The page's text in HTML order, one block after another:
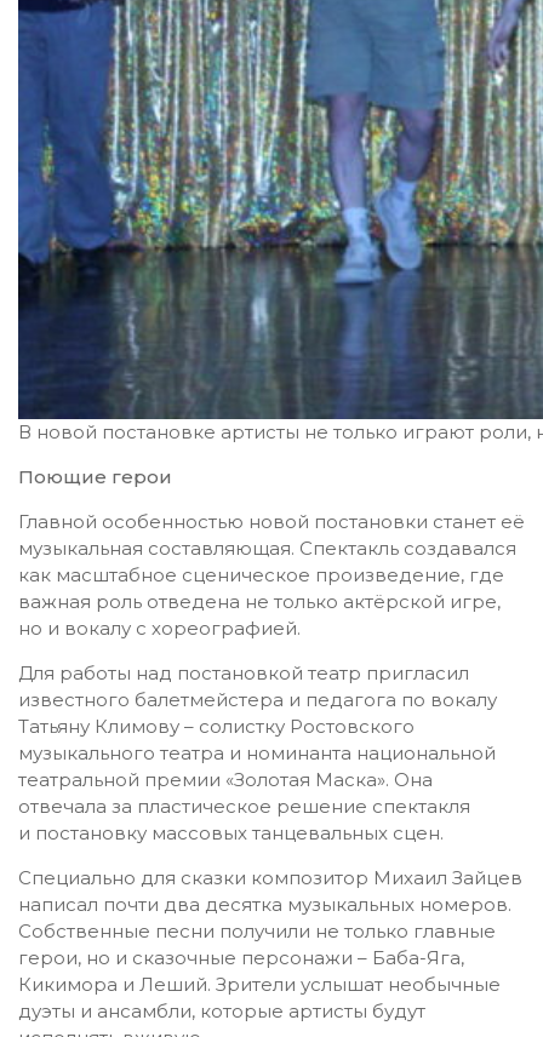
В новой постановке артисты не только играют
Поющие герои
Главной особенностью новой постановки станет её
музыкальная составляющая. Спектакль создавался
как масштабное сценическое произведение, где
важная роль отведена не только актёрской игре,
но и вокалу с хореографией.
Для работы над постановкой театр пригласил
известного балетмейстера и педагога по вокалу
Татьяну Климову – солистку Ростовского
музыкального театра и номинанта национальной
театральной премии «Золотая Маска». Она
отвечала за пластическое решение спектакля
и постановку массовых танцевальных сцен.
Специально для сказки композитор Михаил Зайцев
написал почти два десятка музыкальных номеров.
Собственные песни получили не только главные
герои, но и сказочные персонажи – Баба-­Яга,
Кикимора и Леший. Зрители услышат необычные
дуэты и ансамбли, которые артисты будут